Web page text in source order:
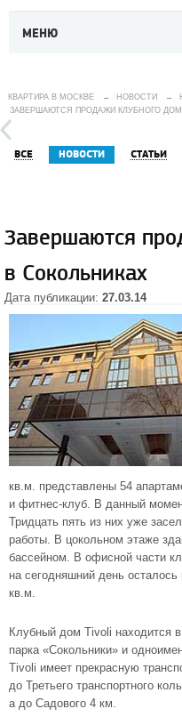
МЕНЮ
КВАРТИРА В МОСКВЕ → НОВОСТИ →
ЗАВЕРШАЮТСЯ ПРОДАЖИ КЛУБНОГО
ВСЕ НОВОСТИ СТАТЬИ
Завершаются
в Сокольниках
Дата публикации: 27.03.14
кв.м. представлены 54
и фитнес-клуб. В данный
Тридцать пять из них уже
работы. В цокольном этаже
бассейном. В офисной части
на сегодняшний день
кв.м.
Клубный дом Tivoli находится
парка «Сокольники» и
Tivoli имеет прекрасную
до Третьего транспортного
а до Садового 4 км.